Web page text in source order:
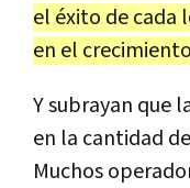
el éxito de
en el
Y subrayan que
en la cantidad
Muchos